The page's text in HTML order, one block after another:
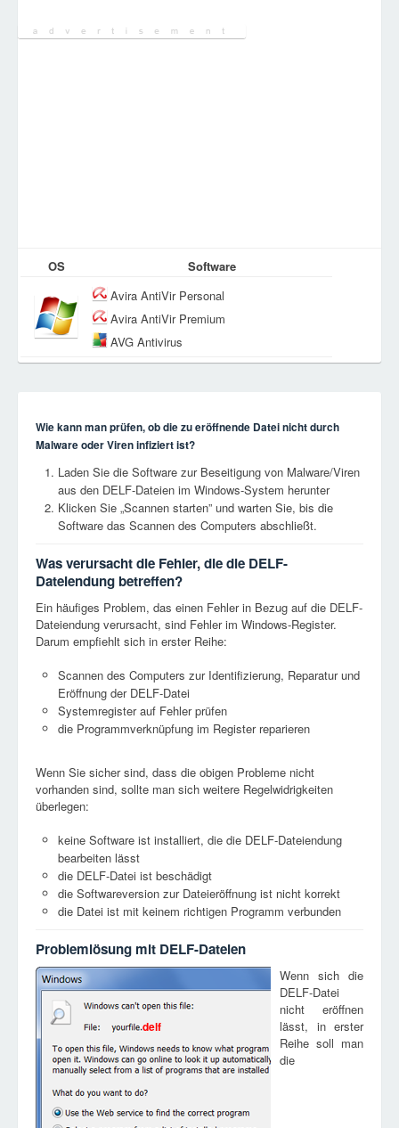
OS
Software
Avira AntiVir Personal
Avira AntiVir Premium
AVG Antivirus
Wie kann man prüfen, ob die zu eröffnende Datei nicht durch
Malware oder Viren infiziert ist?
Laden Sie die Software zur Beseitigung von Malware/Viren
aus den DELF-Dateien im Windows-System herunter
Klicken Sie „Scannen starten” und warten Sie, bis die
Software das Scannen des Computers abschließt.
Was verursacht die Fehler, die die DELF-
Dateiendung betreffen?
Ein häufiges Problem, das einen Fehler in Bezug auf die DELF-
Dateiendung verursacht, sind Fehler im Windows-Register.
Darum empfiehlt sich in erster Reihe:
Scannen des Computers zur Identifizierung, Reparatur und
Eröffnung der DELF-Datei
Systemregister auf Fehler prüfen
die Programmverknüpfung im Register reparieren
Wenn Sie sicher sind, dass die obigen Probleme nicht
vorhanden sind, sollte man sich weitere Regelwidrigkeiten
überlegen:
keine Software ist installiert, die die DELF-Dateiendung
bearbeiten lässt
die DELF-Datei ist beschädigt
die Softwareversion zur Dateieröffnung ist nicht korrekt
die Datei ist mit keinem richtigen Programm verbunden
Problemlösung mit DELF-Dateien
delf
Wenn sich die
DELF-Datei
nicht eröffnen
lässt, in erster
Reihe soll man
die